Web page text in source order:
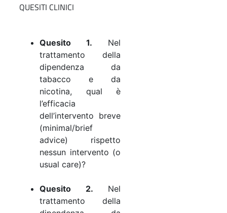
QUESITI CLINICI
Quesito 1. Nel
trattamento della
dipendenza da
tabacco e da
nicotina, qual è
l’efficacia
dell’intervento breve
(minimal/brief
advice) rispetto
nessun intervento (o
usual care)?
Quesito 2. Nel
trattamento della